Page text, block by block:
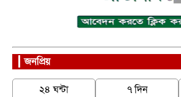
জনপ্রিয়
২৪ ঘন্টা ৭ দিন